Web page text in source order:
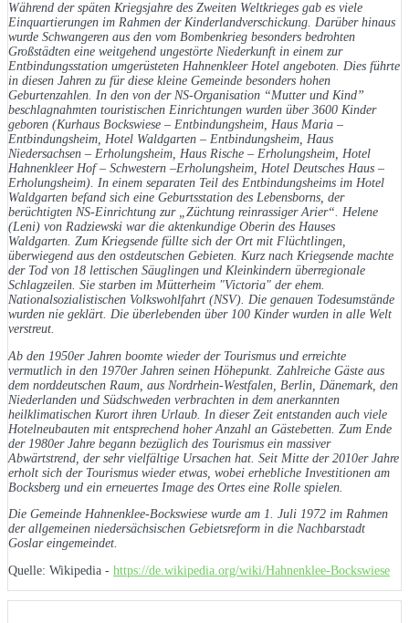
Während der späten Kriegsjahre des Zweiten Weltkrieges gab es viele
Einquartierungen im Rahmen der Kinderlandverschickung. Darüber hinaus
wurde Schwangeren aus den vom Bombenkrieg besonders bedrohten
Großstädten eine weitgehend ungestörte Niederkunft in einem zur
Entbindungsstation umgerüsteten Hahnenkleer Hotel angeboten. Dies führte
in diesen Jahren zu für diese kleine Gemeinde besonders hohen
Geburtenzahlen. In den von der NS-Organisation “Mutter und Kind”
beschlagnahmten touristischen Einrichtungen wurden über 3600 Kinder
geboren (Kurhaus Bockswiese – Entbindungsheim, Haus Maria –
Entbindungsheim, Hotel Waldgarten – Entbindungsheim, Haus
Niedersachsen – Erholungsheim, Haus Rische – Erholungsheim, Hotel
Hahnenkleer Hof – Schwestern –Erholungsheim, Hotel Deutsches Haus –
Erholungsheim). In einem separaten Teil des Entbindungsheims im Hotel
Waldgarten befand sich eine Geburtsstation des Lebensborns, der
berüchtigten NS-Einrichtung zur „Züchtung reinrassiger Arier“. Helene
(Leni) von Radziewski war die aktenkundige Oberin des Hauses
Waldgarten. Zum Kriegsende füllte sich der Ort mit Flüchtlingen,
überwiegend aus den ostdeutschen Gebieten. Kurz nach Kriegsende machte
der Tod von 18 lettischen Säuglingen und Kleinkindern überregionale
Schlagzeilen. Sie starben im Mütterheim "Victoria" der ehem.
Nationalsozialistischen Volkswohlfahrt (NSV). Die genauen Todesumstände
wurden nie geklärt. Die überlebenden über 100 Kinder wurden in alle Welt
verstreut.
Ab den 1950er Jahren boomte wieder der Tourismus und erreichte
vermutlich in den 1970er Jahren seinen Höhepunkt. Zahlreiche Gäste aus
dem norddeutschen Raum, aus Nordrhein-Westfalen, Berlin, Dänemark, den
Niederlanden und Südschweden verbrachten in dem anerkannten
heilklimatischen Kurort ihren Urlaub. In dieser Zeit entstanden auch viele
Hotelneubauten mit entsprechend hoher Anzahl an Gästebetten. Zum Ende
der 1980er Jahre begann bezüglich des Tourismus ein massiver
Abwärtstrend, der sehr vielfältige Ursachen hat. Seit Mitte der 2010er Jahre
erholt sich der Tourismus wieder etwas, wobei erhebliche Investitionen am
Bocksberg und ein erneuertes Image des Ortes eine Rolle spielen.
Die Gemeinde Hahnenklee-Bockswiese wurde am 1. Juli 1972 im Rahmen
der allgemeinen niedersächsischen Gebietsreform in die Nachbarstadt
Goslar eingemeindet.
Quelle: Wikipedia - https://de.wikipedia.org/wiki/Hahnenklee-Bockswiese